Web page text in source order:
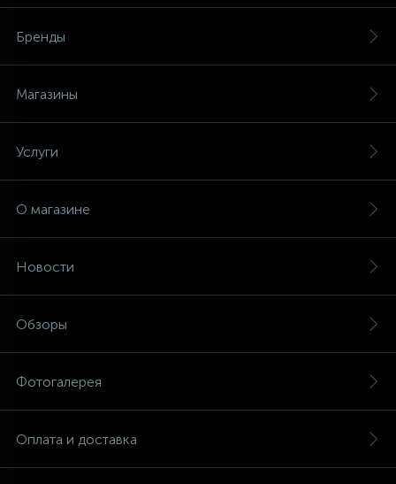
Бренды
Магазины
Услуги
О магазине
Новости
Обзоры
Фотогалерея
Оплата и доставка